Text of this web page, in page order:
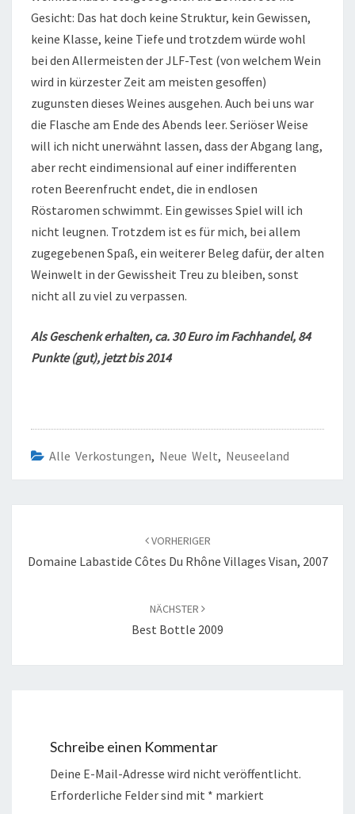
Gesicht: Das hat doch keine Struktur, kein Gewissen,
keine Klasse, keine Tiefe und trotzdem würde wohl
bei den Allermeisten der JLF-Test (von welchem Wein
wird in kürzester Zeit am meisten gesoffen)
zugunsten dieses Weines ausgehen. Auch bei uns war
die Flasche am Ende des Abends leer. Seriöser Weise
will ich nicht unerwähnt lassen, dass der Abgang lang,
aber recht eindimensional auf einer indifferenten
roten Beerenfrucht endet, die in endlosen
Röstaromen schwimmt. Ein gewisses Spiel will ich
nicht leugnen. Trotzdem ist es für mich, bei allem
zugegebenen Spaß, ein weiterer Beleg dafür, der alten
Weinwelt in der Gewissheit Treu zu bleiben, sonst
nicht all zu viel zu verpassen.
Als Geschenk erhalten, ca. 30 Euro im Fachhandel, 84
Punkte (gut), jetzt bis 2014
Alle Verkostungen, Neue Welt, Neuseeland
VORHERIGER
Domaine Labastide Côtes Du Rhône Villages Visan, 2007
NÄCHSTER
Best Bottle 2009
Schreibe einen Kommentar
Deine E-Mail-Adresse wird nicht veröffentlicht.
Erforderliche Felder sind mit * markiert